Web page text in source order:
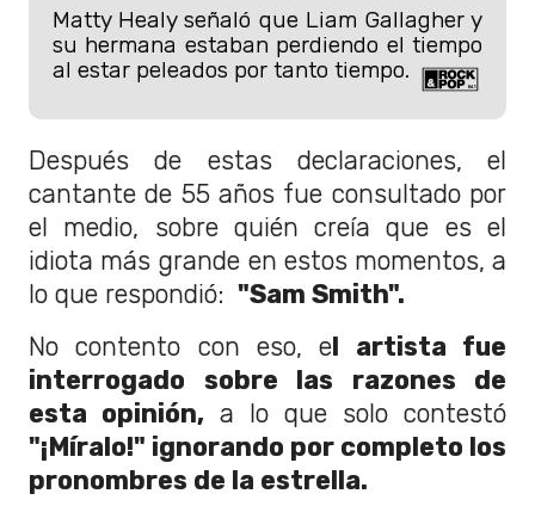
Matty Healy señaló que Liam Gallagher y
su hermana estaban perdiendo el tiempo
al estar peleados por tanto tiempo.
Después de estas declaraciones, el
cantante de 55 años fue consultado por
el medio, sobre quién creía que es el
idiota más grande en estos momentos, a
lo que respondió: "Sam Smith".
No contento con eso, el artista fue
interrogado sobre las razones de
esta opinión, a lo que solo contestó
"¡Míralo!" ignorando por completo los
pronombres de la estrella.